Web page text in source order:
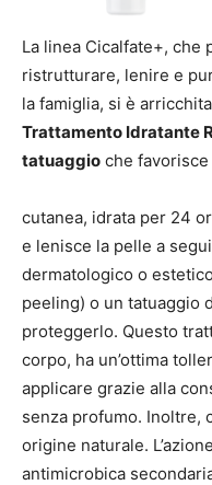
La linea Cicalfate+,
ristrutturare, lenire e
la famiglia, si è
Trattamento Idratante
tatuaggio che
cutanea, idrata per 24
e lenisce la pelle a
dermatologico o
peeling) o un tatuaggio
proteggerlo. Questo
corpo, ha un’ottima
applicare grazie alla
senza profumo. Inoltre,
origine naturale.
antimicrobica